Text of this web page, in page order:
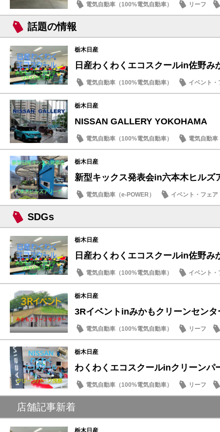
電気自動車（100%電気自動車）
リーフ
サクラ
話題の情報
栃木日産
日産わくわくエコスクールin佐野み
電気自動車（100%電気自動車）
イベント・
SDGs
栃木日産
NISSAN GALLERY YOKOHAMA
電気自動車（100%電気自動車）
電気自動車
ドライブ情報
話題の情報
栃木日産
新型キックス発表会in六本木ヒルズ
電気自動車（e-POWER）
イベント・フェア
キックス
SDGs
栃木日産
日産わくわくエコスクールin佐野み
電気自動車（100%電気自動車）
イベント・
SDGs
栃木日産
3Rイベントinみかもクリーンセンタ
電気自動車（100%電気自動車）
リーフ
SDGs
栃木日産
わくわくエコスクールinクリーンパ
電気自動車（100%電気自動車）
リーフ
SDGs
店舗記事新着
栃木日産